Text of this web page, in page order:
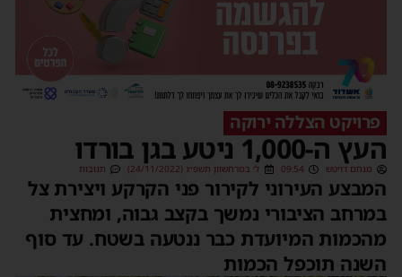
פרויקט הצללה ירוקה
ה-1,000 ניטע בגן בורדו
מנחם דויטש 09:54 ל׳ במרחשוון תשפ״ג (24/11/2022) תגובות
העירוני לקירור פני הקרקע ויצירת צל
הציבורי נמשך בקצב גבוה, ומחצית
המיועדת כבר ננטעה בשטח. עד סוף
תוכפל הכמות